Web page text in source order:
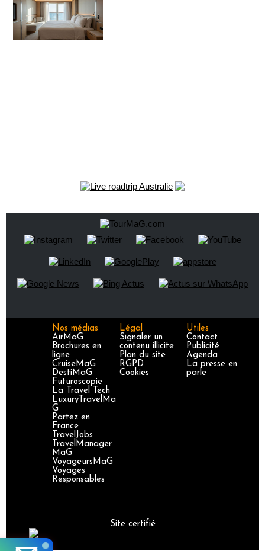
Nos médias
AirMaG
Brochures en
ligne
CruiseMaG
DestiMaG
Futuroscopie
La Travel Tech
LuxuryTravelMa
G
Partez en
France
TravelJobs
TravelManager
MaG
VoyageursMaG
Voyages
Responsables
Légal
Signaler un
contenu illicite
Plan du site
RGPD
Cookies
Utiles
Contact
Publicité
Agenda
La presse en
parle
Site certifié